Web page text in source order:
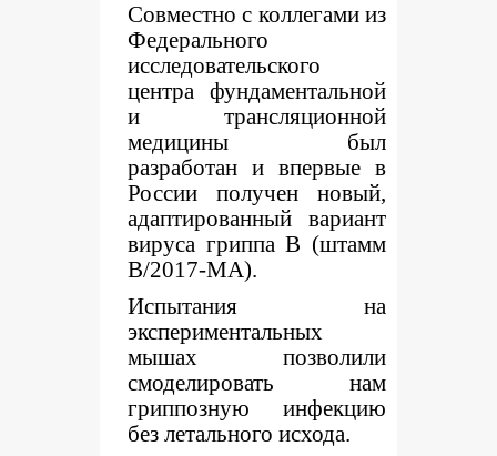
Совместно с коллегами из
Федерального
исследовательского
центра фундаментальной
и трансляционной
медицины был
разработан и впервые в
России получен новый,
адаптированный вариант
вируса гриппа В (штамм
B/2017-MA).
Испытания на
экспериментальных
мышах позволили
смоделировать нам
гриппозную инфекцию
без летального исхода.